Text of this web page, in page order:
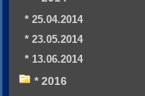
* 25.04.2014
* 23.05.2014
* 13.06.2014
* 2016